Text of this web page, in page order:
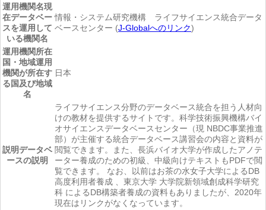
運用機関名現
在データベー
スを運用して
いる機関名
情報・システム研究機構 ライフサイエンス統合データ
ベースセンター (J-Globalへのリンク)
運用機関所在
国・地域運用
機関が所在す
る国及び地域
名
日本
説明データベ
ースの説明
ライフサイエンス分野のデータベース統合を担う人材向
けの教材を提供するサイトです。科学技術振興機構バイ
オサイエンスデータベースセンター（現 NBDC事業推進
部）が主催する統合データベース講習会の内容と資料が
閲覧できます。また、長浜バイオ大学が作成したアノテ
ーター養成のための初級、中級向けテキストもPDFで閲
覧できます。 なお、以前はお茶の水女子大学によるDB
高度利用者養成 、東京大学 大学院新領域創成科学研究
科 によるDB構築者養成の資料もありましたが、2020年
現在はリンクがなくなっています。